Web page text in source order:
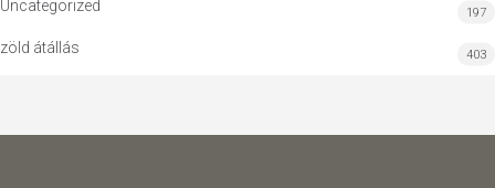
Uncategorized 197
zöld átállás 403